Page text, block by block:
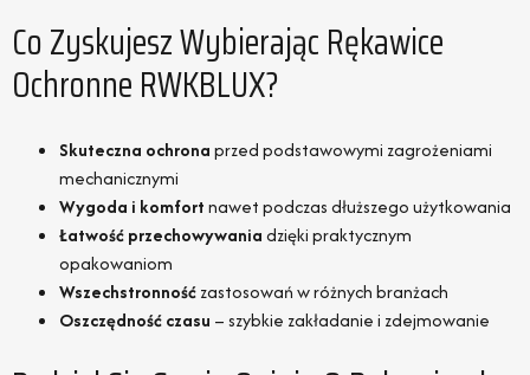
Co Zyskujesz Wybierając Rękawice
Ochronne RWKBLUX?
Skuteczna ochronaprzed podstawowymi zagrożeniami
mechanicznymi
Wygoda i komfortnawet podczas dłuższego użytkowania
Łatwość przechowywaniadzięki praktycznym
opakowaniom
Wszechstronnośćzastosowań w różnych branżach
Oszczędność czasu – szybkie zakładanie i zdejmowanie